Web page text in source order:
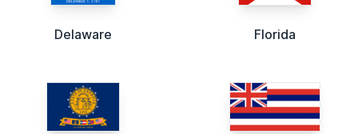
Delaware Florida